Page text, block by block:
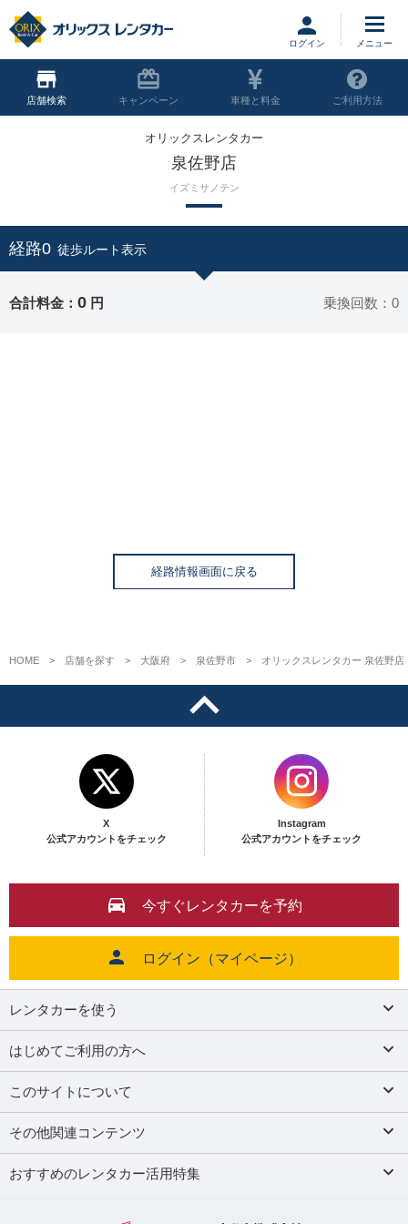
ログイン
店舗 キャンペーン 車種と料金 ご利用方法
オリックスレンタカー
泉佐野店
イズミサノテン
経路0 徒歩ルート表示
合計料金： 0 円 乗換回数：0
経路情報画面に戻る
HOME 店舗を探す 大阪府 泉佐野市 オリックスレンタカー 泉佐野店
X
公式アカウントをチェック
Instagram
公式アカウントをチェック
今すぐレンタカーを予約
ログイン（マイページ）
レンタカーを使う
はじめてご利用の方へ
このサイトについて
その他関連コンテンツ
おすすめのレンタカー活用特集